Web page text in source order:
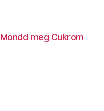
Mondd meg Cukrom